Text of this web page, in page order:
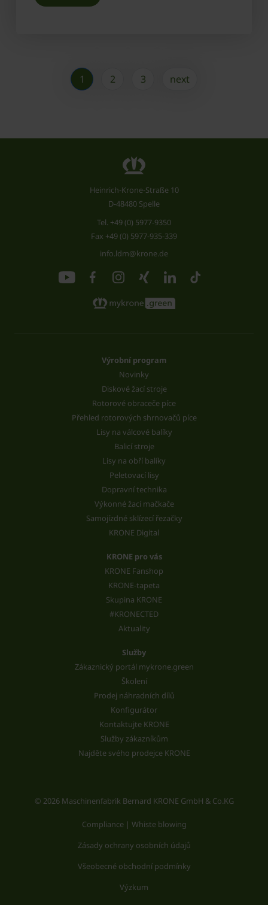
1 2 3 next
Heinrich-Krone-Straße 10
D-48480 Spelle
Tel. +49 (0) 5977-9350
Fax +49 (0) 5977-935-339
info.ldm@krone.de
Výrobní program
Novinky
Diskové žací stroje
Rotorové obraceče píce
Přehled rotorových shrnovačů píce
Lisy na válcové balíky
Balicí stroje
Lisy na obří balíky
Peletovací lisy
Dopravní technika
Výkonné žací mačkače
Samojízdné sklízecí řezačky
KRONE Digital
KRONE pro vás
KRONE Fanshop
KRONE-tapeta
Skupina KRONE
#KRONECTED
Aktuality
Služby
Zákaznický portál mykrone.green
Školení
Prodej náhradních dílů
Konfigurátor
Kontaktujte KRONE
Služby zákazníkům
Najděte svého prodejce KRONE
© 2026 Maschinenfabrik Bernard KRONE GmbH & Co.KG
Compliance | Whiste blowing
Zásady ochrany osobních údajů
Všeobecné obchodní podmínky
Výzkum